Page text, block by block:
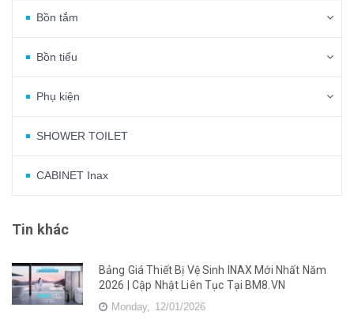
Bồn tắm
Bồn tiểu
Phụ kiện
SHOWER TOILET
CABINET Inax
Tin khác
Bảng Giá Thiết Bị Vệ Sinh INAX Mới Nhất Năm
2026 | Cập Nhật Liên Tục Tại BM8.VN
Monday, 12/01/2026